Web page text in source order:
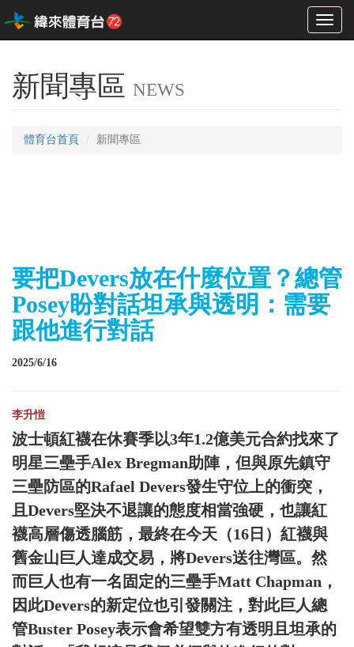
Toggle
新聞專區 NEWS
體育台首頁 新聞專區
要把Devers放在什麼位置？總管
Posey盼對話坦承與透明：需要
跟他進行對話
2025/6/16
李升愷
波士頓紅襪在休賽季以3年1.2億美元合約找來了
明星三壘手Alex Bregman助陣，但與原先鎮守
三壘防區的Rafael Devers發生守位上的衝突，
且Devers堅決不退讓的態度相當強硬，也讓紅
襪高層傷透腦筋，最終在今天（16日）紅襪與
舊金山巨人達成交易，將Devers送往灣區。然
而巨人也有一名固定的三壘手Matt Chapman，
因此Devers的新定位也引發關注，對此巨人總
管Buster Posey表示會希望雙方有透明且坦承的